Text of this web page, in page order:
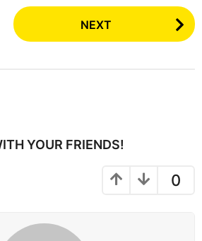
NEXT
YOUR FRIENDS!
0